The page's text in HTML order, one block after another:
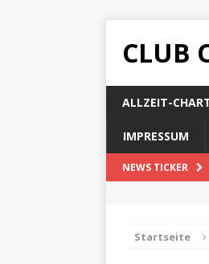
CLUB
ALLZEIT-
IMPRESSUM
NEWS TICKER
Startseite